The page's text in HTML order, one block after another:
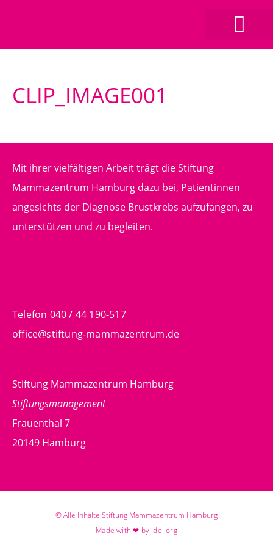
CLIP_IMAGE001
Mit ihrer vielfältigen Arbeit trägt die Stiftung
Mammazentrum Hamburg dazu bei, Patientinnen
angesichts der Diagnose Brustkrebs aufzufangen, zu
unterstützen und zu begleiten.
Telefon 040 / 44 190-517
office@stiftung-mammazentrum.de
Stiftung Mammazentrum Hamburg
Stiftungsmanagement
Frauenthal 7
20149 Hamburg
© Alle Inhalte Stiftung Mammazentrum Hamburg
Made with ❤ by idel.org